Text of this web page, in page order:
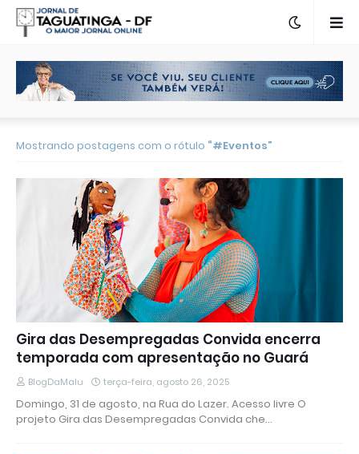
Mostrando postagens com o rótulo #Eventos
Gira das Desempregadas Convida encerra
temporada com apresentação no Guará
BlogDaMalu terça-feira, agosto 26, 2025
Domingo, 31 de agosto, na Rua do Lazer. Acesso livre O
projeto Gira das Desempregadas Convida che…